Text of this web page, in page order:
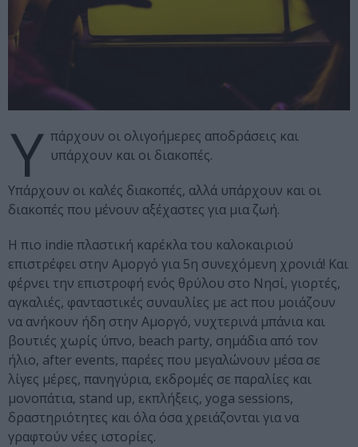
Υ πάρχουν οι ολιγοήμερες αποδράσεις και
υπάρχουν και οι διακοπές.
Υπάρχουν οι καλές διακοπές, αλλά υπάρχουν και οι
διακοπές που μένουν αξέχαστες για μια ζωή.
Η πιο indie πλαστική καρέκλα του καλοκαιριού
επιστρέφει στην Αμοργό για 5η συνεχόμενη χρονιά! Και
φέρνει την επιστροφή ενός θρύλου στο Νησί, γιορτές,
αγκαλιές, φανταστικές συναυλίες με act που μοιάζουν
να ανήκουν ήδη στην Αμοργό, νυχτερινά μπάνια και
βουτιές χωρίς ύπνο, beach party, σημάδια από τον
ήλιο, after events, παρέες που μεγαλώνουν μέσα σε
λίγες μέρες, πανηγύρια, εκδρομές σε παραλίες και
μονοπάτια, stand up, εκπλήξεις, yoga sessions,
δραστηριότητες και όλα όσα χρειάζονται για να
γραφτούν νέες ιστορίες.